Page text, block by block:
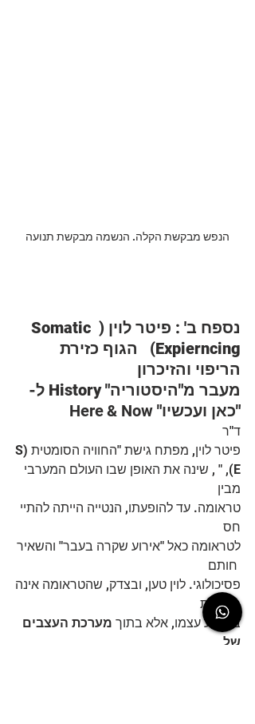
הנפש מבקשת הקלה. הנשמה מבקשת תנועה
נספח ב' : פיטר לוין ( Somatic
Expierncing)   הגוף כזירת
הריפוי והזיכרון
מעבר מ"היסטוריה" History ל-
"כאן ועכשיו"
Here& Now
ד"ר
פיטר לוין, מפתח גישת "החוויה הסומטית (S
E), " , שינה את האופן שבו העולם המערבי
מבין
טראומה. עד להופעתו, הנטייה הייתה להתיי
חס
לטראומה כאל "אירוע שקרה בעבר" והשאיר
חותם
פסיכולוגי. לוין טען, ובצדק, שהטראומה אינה
נמצאת
באירוע עצמו, אלא בתוך מערכת העצבים
של